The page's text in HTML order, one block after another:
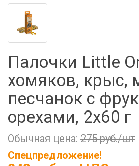
Фильтры молочные
Электронная маркировка коров
Держатели лизунцов
Палочки Little
хомяков, крыс,
песчанок с
орехами, 2х60 г
Обычная цена: 275 руб./шт
Спецпредложение!